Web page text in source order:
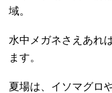
域。
水中メガネさえあれ
ます。
夏場は、イソマグロ